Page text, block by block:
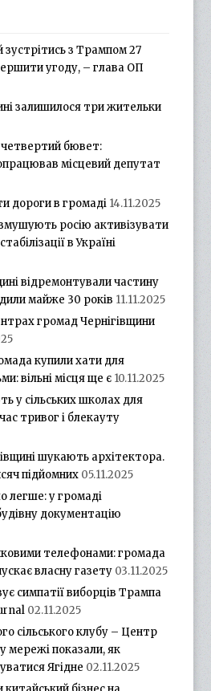
зустрітись з Трампом 27
угоду, – глава ОП
залишилося три жительки
четвертий бювет:
місцевий депутат
дороги в громаді 14.11.2025
росію активізувати
в Україні
відремонтували частину
майже 30 років 11.11.2025
громад Чернігівщини
купили хати для
вільні місця ще є 10.11.2025
у сільських школах для
тривог і блекауту
шукають архітектора.
підйомних 05.11.2025
легше: у громаді
документацію
телефонами: громада
власну газету 03.11.2025
симпатії виборців Трампа
02.11.2025
сільського клубу – Центр
мережі показали, як
Ягідне 02.11.2025